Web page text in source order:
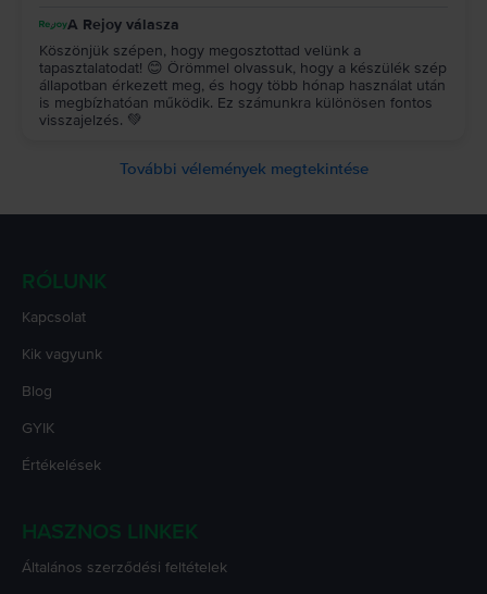
A Rejoy válasza
Köszönjük szépen, hogy megosztottad velünk a
tapasztalatodat! 😊 Örömmel olvassuk, hogy a készülék szép
állapotban érkezett meg, és hogy több hónap használat után
is megbízhatóan működik. Ez számunkra különösen fontos
visszajelzés. 💚
További vélemények megtekintése
RÓLUNK
Kapcsolat
Kik vagyunk
Blog
GYIK
Értékelések
HASZNOS LINKEK
Általános szerződési feltételek